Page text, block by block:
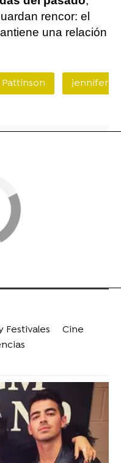
rencor: el
una relación
jennifer
Festivales
Cine